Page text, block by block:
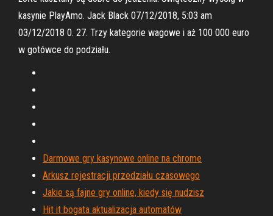
kasynie PlayAmo. Jack Black 07/12/2018, 5:03 am
03/12/2018 0. 27. Trzy kategorie wagowe i aż 100 000 euro
w gotówce do podziału.
Darmowe gry kasynowe online na chrome
Arkusz rejestracji przedziału czasowego
Jakie są fajne gry online, kiedy się nudzisz
Hit it bogata aktualizacja automatów